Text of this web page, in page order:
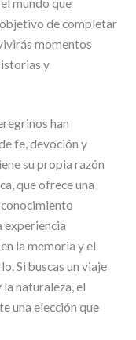
mundo que
de completar
momentos
y
han
fe, devoción y
su propia razón
que ofrece una
experiencia
la memoria y el
Si buscas un viaje
naturaleza, el
una elección que